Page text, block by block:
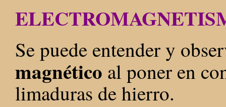
Se puede entender y
magnético al poner en
limaduras de hierro.